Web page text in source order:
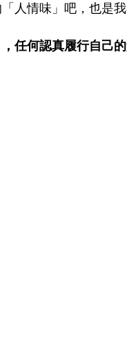
人情味」吧，也是我
任何認真履行自己